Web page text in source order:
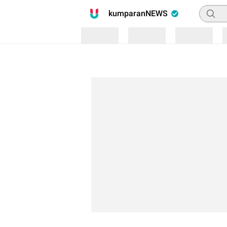
kumparanNEWS